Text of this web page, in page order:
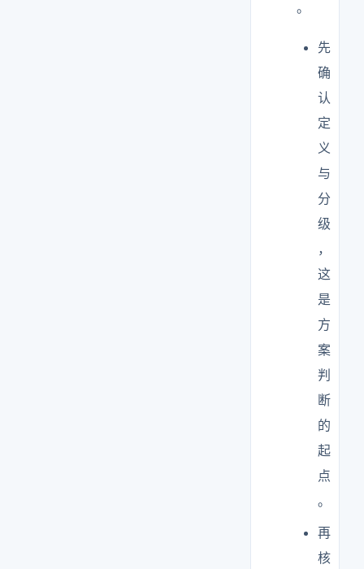
。
先
确
认
定
义
与
分
级
，
这
是
方
案
判
断
的
起
点
。
再
核